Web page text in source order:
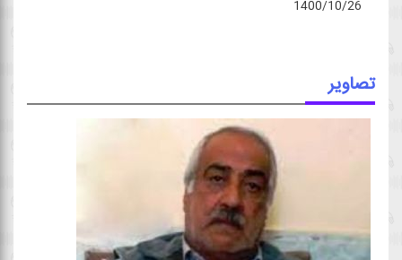
1400/10/26
تصاویر